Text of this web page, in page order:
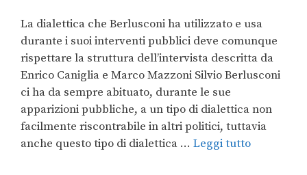
La dialettica che Berlusconi ha utilizzato e usa
durante i suoi interventi pubblici deve comunque
rispettare la struttura dell’intervista descritta da
Enrico Caniglia e Marco Mazzoni Silvio Berlusconi
ci ha da sempre abituato, durante le sue
apparizioni pubbliche, a un tipo di dialettica non
facilmente riscontrabile in altri politici, tuttavia
anche questo tipo di dialettica … Leggi tutto